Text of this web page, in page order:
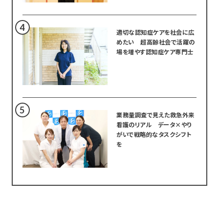
適切な認知症ケアを社会に広
めたい 超高齢社会で活躍の
場を増やす認知症ケア専門士
業務量調査で見えた救急外来
看護のリアル データ×やり
がいで戦略的なタスクシフト
を